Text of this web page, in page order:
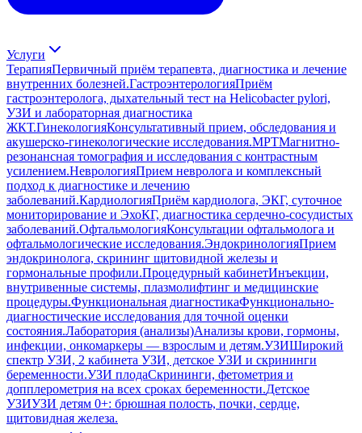
Услуги
ТерапияПервичный приём терапевта, диагностика и лечение
внутренних болезней.ГастроэнтерологияПриём
гастроэнтеролога, дыхательный тест на Helicobacter pylori,
УЗИ и лабораторная диагностика
ЖКТ.ГинекологияКонсультативный прием, обследования и
акушерско-гинекологические исследования.МРТМагнитно-
резонансная томография и исследования с контрастным
усилением.НеврологияПрием невролога и комплексный
подход к диагностике и лечению
заболеваний.КардиологияПриём кардиолога, ЭКГ, суточное
мониторирование и ЭхоКГ, диагностика сердечно-сосудистых
заболеваний.ОфтальмологияКонсультации офтальмолога и
офтальмологические исследования.ЭндокринологияПрием
эндокринолога, скрининг щитовидной железы и
гормональные профили.Процедурный кабинетИнъекции,
внутривенные системы, плазмолифтинг и медицинские
процедуры.Функциональная диагностикаФункционально-
диагностические исследования для точной оценки
состояния.Лаборатория (анализы)Анализы крови, гормоны,
инфекции, онкомаркеры — взрослым и детям.УЗИШирокий
спектр УЗИ, 2 кабинета УЗИ, детское УЗИ и скрининги
беременности.УЗИ плодаСкрининги, фетометрия и
допплерометрия на всех сроках беременности.Детское
УЗИУЗИ детям 0+: брюшная полость, почки, сердце,
щитовидная железа.